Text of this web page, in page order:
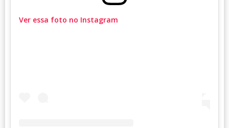
Ver essa foto no Instagram